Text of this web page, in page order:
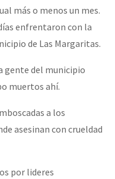
más o menos un mes.
enfrentaron con la
de Las Margaritas.
gente del municipio
muertos ahí.
a los
asesinan con crueldad
por lideres